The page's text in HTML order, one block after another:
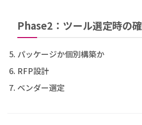
Phase2：ツール選定時の
パッケージか個別構築か
RFP設計
ベンダー選定